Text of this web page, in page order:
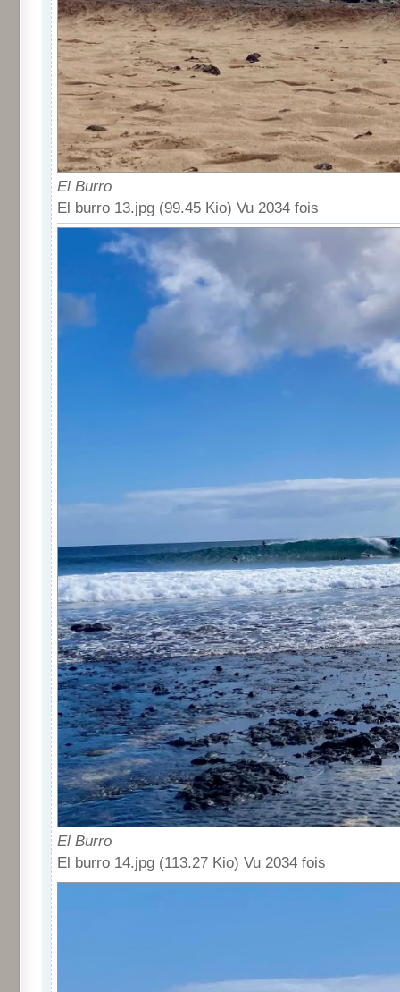
El Burro
El burro 13.jpg (99.45 Kio) Vu 2034 fois
El Burro
El burro 14.jpg (113.27 Kio) Vu 2034 fois